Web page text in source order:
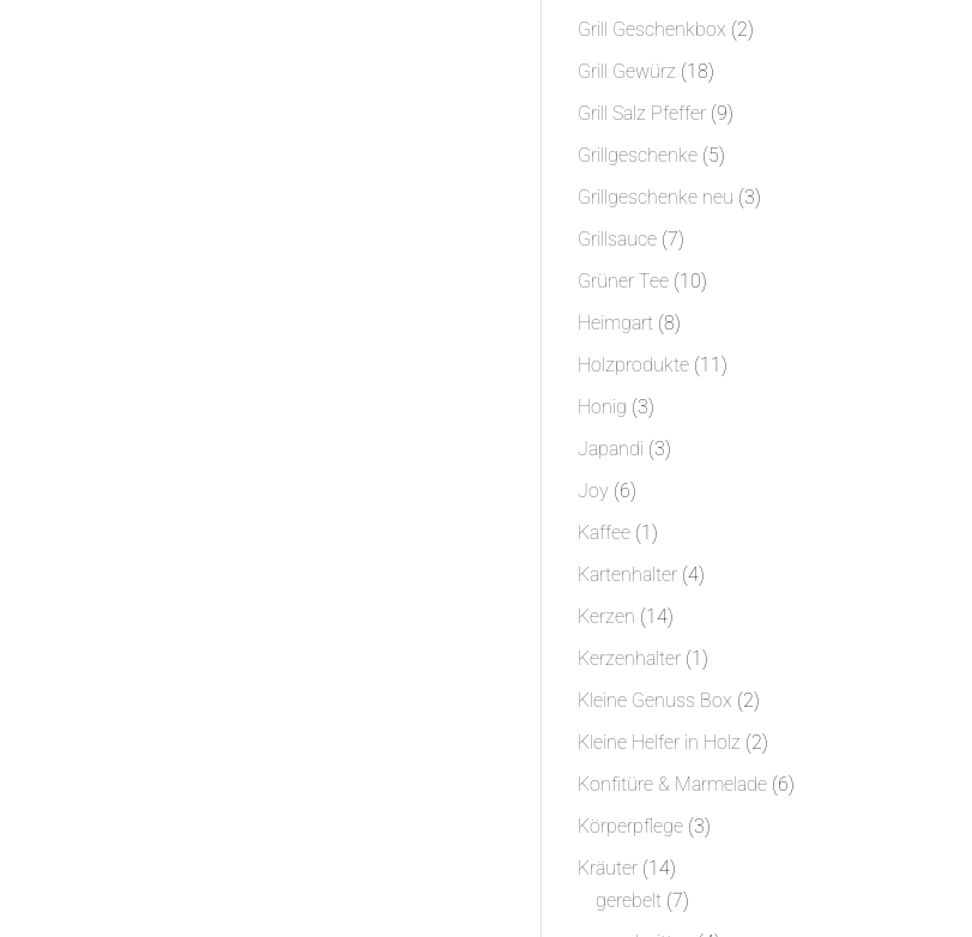
Produkte
Grill Geschenkbox 22
Grill Gewürz 1818
Produkte
Grill Salz Pfeffer 99
Grillgeschenke 55
Produkte
Grillgeschenke neu 33
Grillsauce 77
Produkte
Grüner Tee 1010
Heimgart 88
Produkte
Holzprodukte 1111
Honig 33
Produkte
Japandi 33
Joy 66
Produkte
Kaffee 11
Produkt
Kartenhalter 44
Kerzen 1414
Produkte
Kerzenhalter 11
Produkt
Kleine Genuss Box 22
Produkte
Kleine Helfer in Holz 22
Produkte
Konfitüre & Marmelade 66
Körperpflege 33
Kräuter 1414
Produkte
gerebelt 77
Produkte